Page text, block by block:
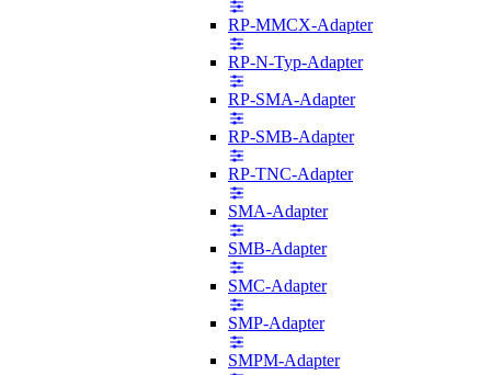
RP-MMCX-Adapter
RP-N-Typ-Adapter
RP-SMA-Adapter
RP-SMB-Adapter
RP-TNC-Adapter
SMA-Adapter
SMB-Adapter
SMC-Adapter
SMP-Adapter
SMPM-Adapter